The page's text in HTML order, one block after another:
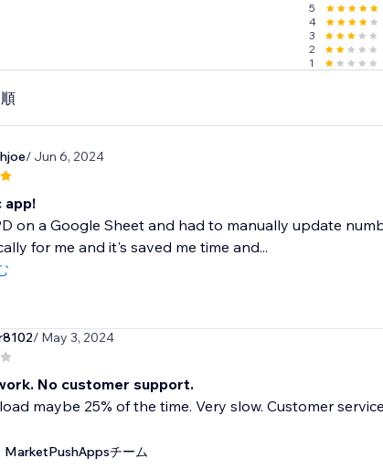
5
4
3
2
1
/ Jun 6, 2024
app!
on a Google Sheet and had to manually update
for me and it's saved me time and...
/ May 3, 2024
No customer support.
maybe 25% of the time. Very slow. Customer
MarketPushAppsチーム